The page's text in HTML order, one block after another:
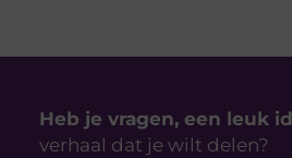
Heb je vragen, een leuk
verhaal dat je wilt delen?